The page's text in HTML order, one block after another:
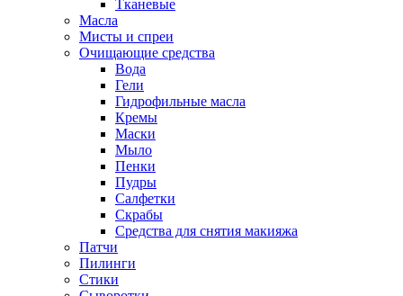
Тканевые
Масла
Мисты и спреи
Очищающие средства
Вода
Гели
Гидрофильные масла
Кремы
Маски
Мыло
Пенки
Пудры
Салфетки
Скрабы
Средства для снятия макияжа
Патчи
Пилинги
Стики